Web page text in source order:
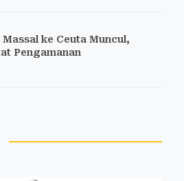
ke Ceuta Muncul,
Pengamanan